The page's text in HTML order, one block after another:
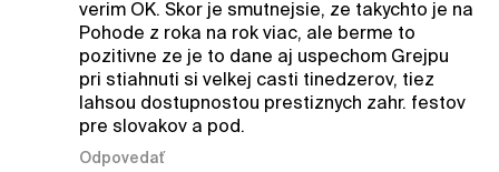
verim OK. Skor je smutnejsie, ze takychto je na
Pohode z roka na rok viac, ale berme to
pozitivne ze je to dane aj uspechom Grejpu
pri stiahnuti si velkej casti tinedzerov, tiez
lahsou dostupnostou prestiznych zahr. festov
pre slovakov a pod.
Odpovedať